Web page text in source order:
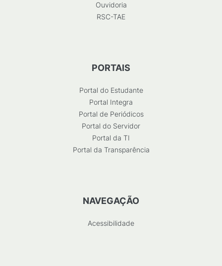
Ouvidoria
RSC-TAE
PORTAIS
Portal do Estudante
Portal Integra
Portal de Periódicos
Portal do Servidor
Portal da TI
Portal da Transparência
NAVEGAÇÃO
Acessibilidade